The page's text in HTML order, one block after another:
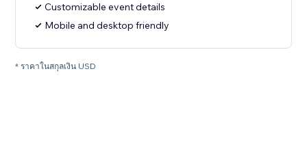
Customizable event details
Mobile and desktop friendly
* ราคาในสกุลเงิน USD